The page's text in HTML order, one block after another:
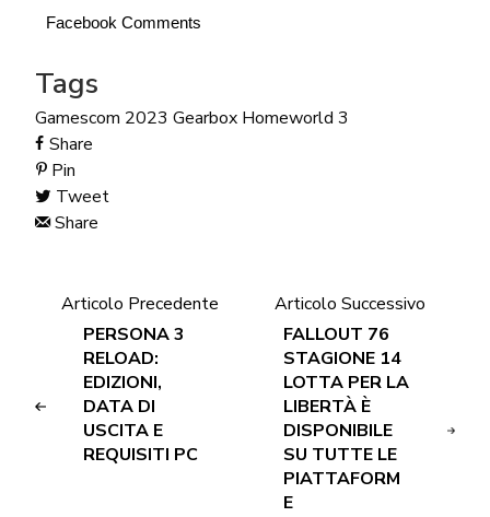
Facebook Comments
Tags
Gamescom 2023 Gearbox Homeworld 3
Share
Pin
Tweet
Share
Articolo Precedente
PERSONA 3
RELOAD:
EDIZIONI,
DATA DI
USCITA E
REQUISITI PC
Articolo Successivo
FALLOUT 76
STAGIONE 14
LOTTA PER LA
LIBERTÀ È
DISPONIBILE
SU TUTTE LE
PIATTAFORM
E